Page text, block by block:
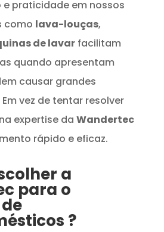
praticidade em nossos
como lava-louças,
de lavarfacilitam
quando apresentam
causar grandes
vez de tentar resolver
expertise da Wandertec
rápido e eficaz.
a
para o
?